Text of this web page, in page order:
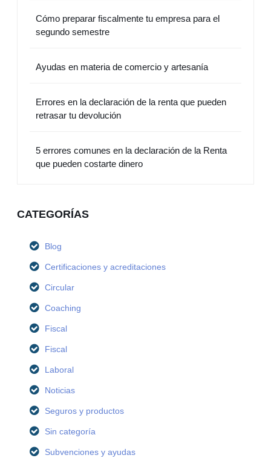
Cómo preparar fiscalmente tu empresa para el
segundo semestre
Ayudas en materia de comercio y artesanía
Errores en la declaración de la renta que pueden
retrasar tu devolución
5 errores comunes en la declaración de la Renta
que pueden costarte dinero
CATEGORÍAS
Blog
Certificaciones y acreditaciones
Circular
Coaching
Fiscal
Fiscal
Laboral
Noticias
Seguros y productos
Sin categoría
Subvenciones y ayudas